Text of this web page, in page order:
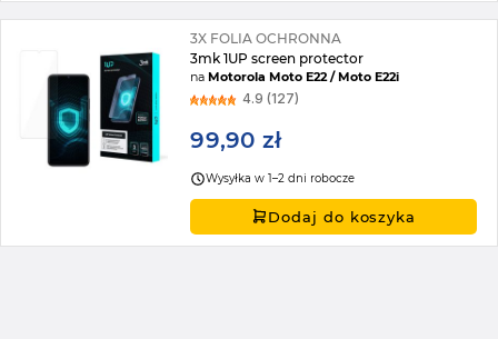
3X FOLIA OCHRONNA
3mk 1UP screen protector
naMotorola Moto E22 / Moto E22i
4.9 (127)
99,90 zł
Wysyłka w 1–2 dni robocze
Dodaj do koszyka